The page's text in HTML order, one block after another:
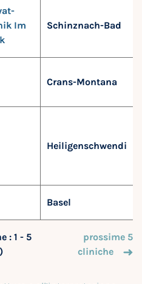
Im
Schinznach-Bad
Crans-Montana
Heiligenschwendi
Basel
: 1 - 5
prossime 5
cliniche